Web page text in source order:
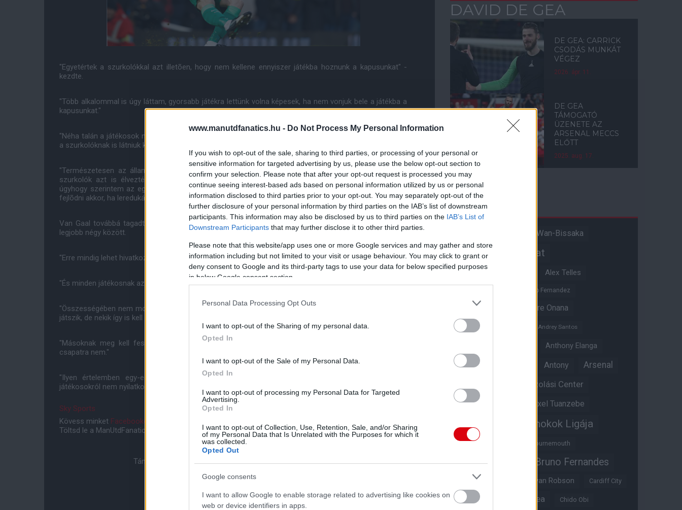
www.manutdfanatics.hu - Do Not Process My Personal Information
If you wish to opt-out of the sale, sharing to third parties, or processing of your personal or
sensitive information for targeted advertising by us, please use the below opt-out section to
confirm your selection. Please note that after your opt-out request is processed you may
continue seeing interest-based ads based on personal information utilized by us or personal
information disclosed to third parties prior to your opt-out. You may separately opt-out of the
further disclosure of your personal information by third parties on the IAB’s list of downstream
participants. This information may also be disclosed by us to third parties on the IAB’s List of
Downstream Participants that may further disclose it to other third parties.
Please note that this website/app uses one or more Google services and may gather and store
information including but not limited to your visit or usage behaviour. You may click to grant or
deny consent to Google and its third-party tags to use your data for below specified purposes
in below Google consent section.
Personal Data Processing Opt Outs
I want to opt-out of the Sharing of my personal data.
Opted In
I want to opt-out of the Sale of my Personal Data.
Opted In
I want to opt-out of processing my Personal Data for Targeted
Advertising.
Opted In
I want to opt-out of Collection, Use, Retention, Sale, and/or Sharing
of my Personal Data that Is Unrelated with the Purposes for which it
was collected.
Opted Out
Google consents
I want to allow Google to enable storage related to advertising like cookies on
web or device identifiers in apps.
"Egyetértek a szurkolókkal azt illetõen, hogy nem kellene ennyiszer játékba hoznunk a kapusunkat" -
kezdte.
"Több alkalommal is úgy láttam, gyorsabb játékra lettünk volna képesek, ha nem vonjuk bele a játékba a
kapusunkat."
"Néha talán a játékosok nem látnak más megoldási lehetõséget. De támogatnom kell õket. Emellett ezt
a szurkolóknak is látniuk kell."
"Természetesen az állandó támadás többé-kevésbé az angol játékstílus velejárója. De szerintem a
szurkolók azt is élvezték, amikor a Manchester United játékában a labdatartásra helyezkedett be,
úgyhogy szerintem az egyensúlynak valahol a kettõ között kell lennie. Szerintem még tovább tudnánk
fejlõdni akkor, ha leredukálnánk azt, hogy szükségtelen helyzetekben veszítsük el a labdát."
Van Gaal továbbá tagadta, hogy játékosain az idegesség lett urrá amiatt, hogy biztosítsák helyüket a
legjobb négy között.
"Erre mindig lehet hivatkozni, de minden játékosra más mértékû nyomás helyezõdik" - tette hozzá.
"És minden játékosnak az a feladata, hogy kezelje ezt a nyomást."
"Összességében nem mondható az, hogy ideges lenne a csapat, mert hat-hét játékos mindig öntelten
játszik, de nekik így is kell tenniük ahhoz, hogy jól teljesítsenek."
"Másoknak meg kell feszülniük a jó játékhoz. Bizonyos egyénekre igaz lehet, hogy idegesek, de a
csapatra nem."
"Ilyen értelemben egy-egy játékos kapcsán lehet beszélni arról, hogy ideges, de külön-külön a
játékosokról nem nyilatkozom."
Sky Sports
Kövess minket Facebookon
Töltsd le a ManUtdFanatics.hu mobil applikációtAndroidraésiOS-re!
Támogasd adományoddal a ManUtdFanatics.hu működését!
DAVID DE GEA
DE GEA: CARRICK
CSODÁS MUNKÁT
VÉGEZ
2026. ápr. 11.
DE GEA
TÁMOGATÓ
ÜZENETE AZ
ARSENAL MECCS
ELŐTT
2025. aug. 17.
Címkék
Aaron Wan-Bissaka
Akadémiai csapat
Alejandro Garnacho Alex Telles
Alvaro Fernandez
Amad Diallo
Andre Onana
Andreas Pereira
Andrey Santos
Anthony Elanga
Anthony Martial Antony Arsenal
Átigazolási Center
Átigazolások Axel Tuanzebe
Bajnokok Ligája
Benjamin Sesko Bournemouth
Brandon Williams Bruno Fernandes
Bryan Mbeumo Bryan Robson Cardiff City
Casemiro Chelsea Chido Obi